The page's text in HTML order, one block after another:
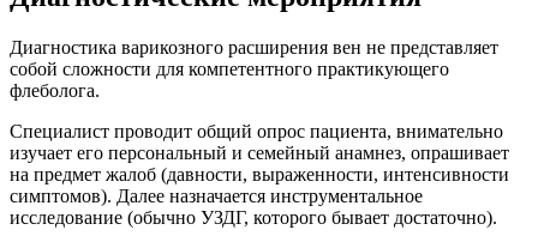
Диагностика варикозного расширения вен не представляет
собой сложности для компетентного практикующего
флеболога.
Специалист проводит общий опрос пациента, внимательно
изучает его персональный и семейный анамнез, опрашивает
на предмет жалоб (давности, выраженности, интенсивности
симптомов). Далее назначается инструментальное
исследование (обычно УЗДГ, которого бывает достаточно).